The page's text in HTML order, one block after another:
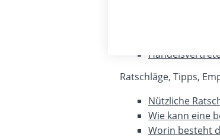
Ratschläge, Tipps,
Nützliche
Wie kann eine
Worin besteht